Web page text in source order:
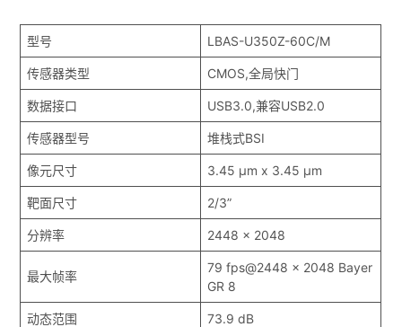
型号 LBAS-U350Z-60C/M
传感器类型 CMOS,全局快门
数据接口 USB3.0,兼容USB2.0
传感器型号 堆栈式BSI
像元尺寸 3.45 μm x 3.45 μm
靶面尺寸 2/3”
分辨率 2448 x 2048
最大帧率
79 fps@2448 x 2048 Bayer
GR 8
动态范围 73.9 dB